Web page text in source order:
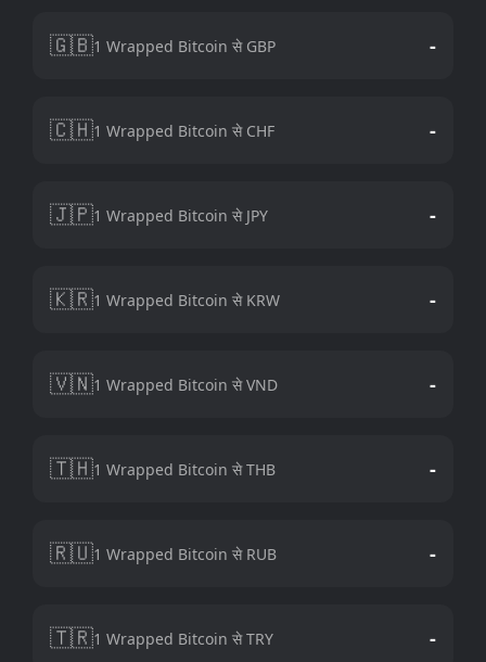
🇬🇧1 Wrapped Bitcoin से GBP -
🇨🇭1 Wrapped Bitcoin से CHF -
🇯🇵1 Wrapped Bitcoin से JPY -
🇰🇷1 Wrapped Bitcoin से KRW -
🇻🇳1 Wrapped Bitcoin से VND -
🇹🇭1 Wrapped Bitcoin से THB -
🇷🇺1 Wrapped Bitcoin से RUB -
🇹🇷1 Wrapped Bitcoin से TRY -